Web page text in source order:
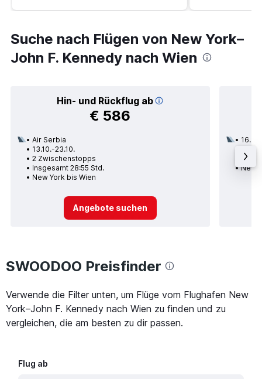
Suche nach Flügen von New York–
John F. Kennedy nach Wien
Hin- und Rückflug ab
€ 586
Air Serbia
13.10.-23.10.
2 Zwischenstopps
Insgesamt 28:55 Std.
New York bis Wien
Angebote suchen
16.09.
New
SWOODOO Preisfinder
Verwende die Filter unten, um Flüge vom Flughafen New
York–John F. Kennedy nach Wien zu finden und zu
vergleichen, die am besten zu dir passen.
Flug ab